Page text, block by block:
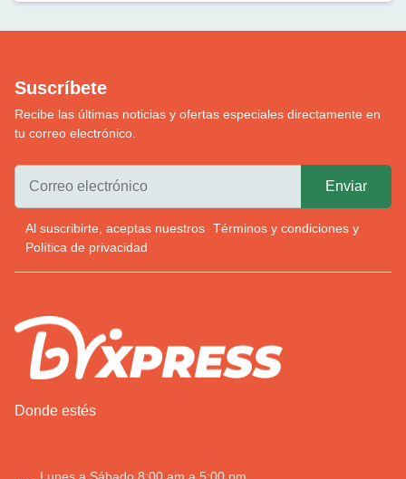
Suscríbete
Recibe las últimas noticias y ofertas especiales directamente en
tu correo electrónico.
Al suscribirte, aceptas nuestros Términos y condiciones y
Política de privacidad
Donde estés
Lunes a Sábado 8:00 am a 5:00 pm.